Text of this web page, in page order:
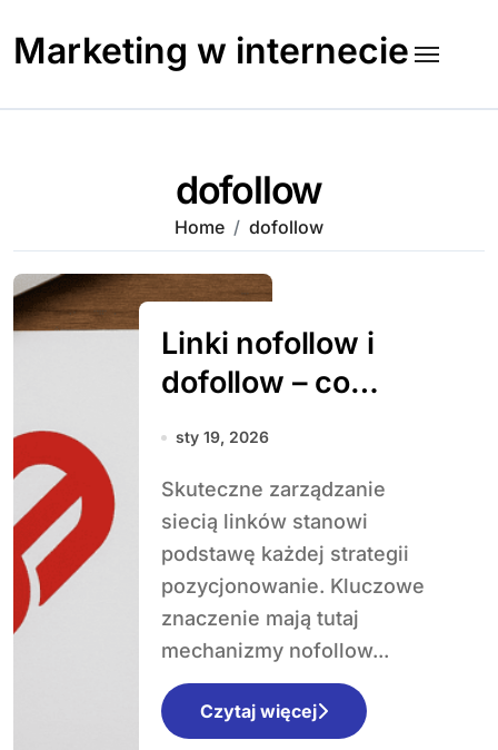
content
Marketing w internecie
dofollow
Home dofollow
Linki nofollow i
dofollow – co
warto wiedzieć
sty 19, 2026
Skuteczne zarządzanie
siecią linków stanowi
podstawę każdej strategii
pozycjonowanie. Kluczowe
znaczenie mają tutaj
mechanizmy nofollow...
Czytaj więcej